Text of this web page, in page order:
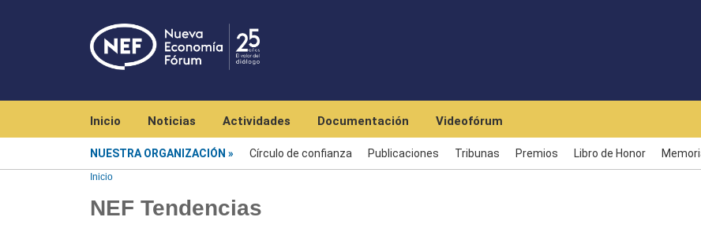
Inicio Noticias Actividades Documentación Videofórum
NUESTRA ORGANIZACIÓN Círculo de confianza Publicaciones Tribunas Premios Libro de Honor
Inicio
NEF Tendencias